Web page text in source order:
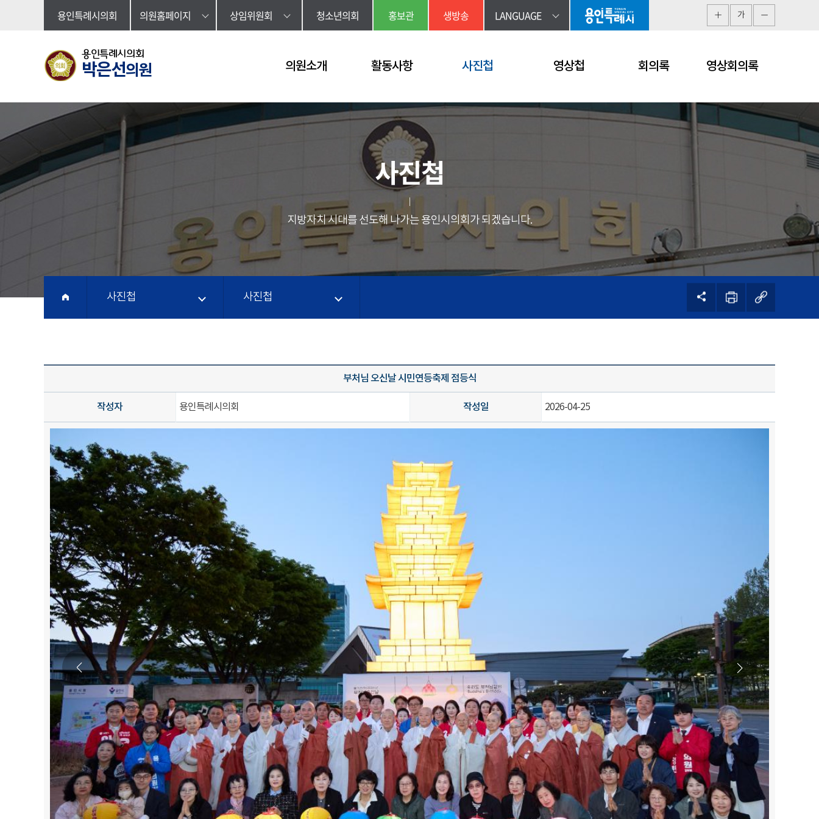
용인특례시의회 의원홈페이지 상임위원회 청소년의회 홍보관 생방송 LANGUAGE 가
용인특례시의회
박은선의원 의원소개 활동사항 사진첩 영상첩 회의록 영상회의록
사진첩
지방자치 시대를 선도해 나가는 용인시의회가 되겠습니다.
사진첩 사진첩
부처님 오신날 시민연등축제 점등식
작성자 용인특례시의회 작성일 2026-04-25